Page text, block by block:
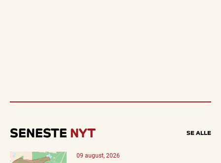
SENESTE NYT SE ALLE
09 august, 2026